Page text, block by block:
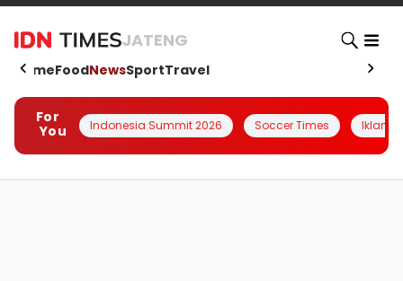
JATENG
HomeFoodNewsSportTravel
For
You
Indonesia Summit 2026 Soccer Times Iklanin